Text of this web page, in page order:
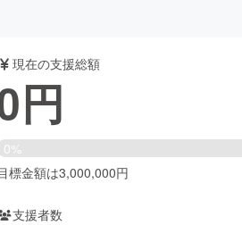
ンス
ルスケア
現在の支援総額
円
0%
標金額は3,000,000円
支援者数